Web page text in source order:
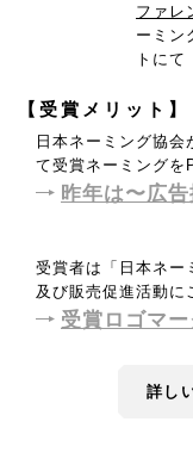
ファレ
ーミン
トにて
【受賞メリット】
日本ネーミング協
て受賞ネーミングを
昨年は〜広
受賞者は「日本ネー
及び販売促進活動に
受賞ロゴマ
詳し